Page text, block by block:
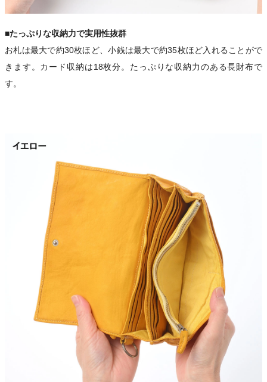
■たっぷりな収納力で実用性抜群
お札は最大で約30枚ほど、小銭は最大で約35枚ほど入れることがで
きます。カード収納は18枚分。たっぷりな収納力のある長財布で
す。